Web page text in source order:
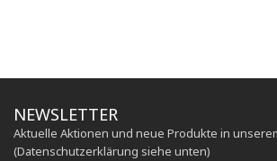
NEWSLETTER
Aktuelle Aktionen und neue Produkte in
(Datenschutzerklärung siehe unten)